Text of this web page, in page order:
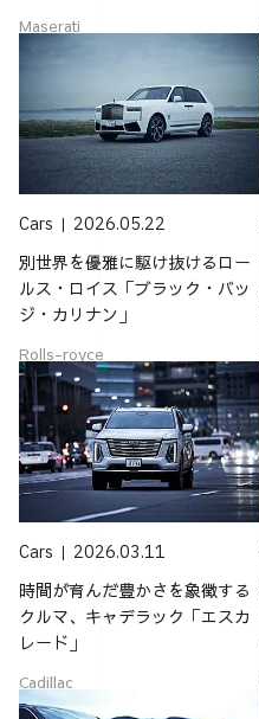
Maserati
Cars 2026.05.22
別世界を優雅に駆け抜けるロー
ルス・ロイス「ブラック・バッ
ジ・カリナン」
Rolls-royce
Cars 2026.03.11
時間が育んだ豊かさを象徴する
クルマ、キャデラック「エスカ
レード」
Cadillac